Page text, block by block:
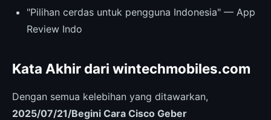
"Pilihan cerdas untuk pengguna Indonesia" — App
Review Indo
Kata Akhir dari wintechmobiles.com
Dengan semua kelebihan yang ditawarkan,
2025/07/21/Begini Cara Cisco Geber